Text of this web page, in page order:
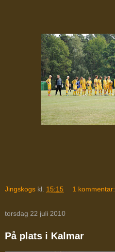
Jingskogs kl. 15:15 1 kommentar:
torsdag 22 juli 2010
På plats i Kalmar